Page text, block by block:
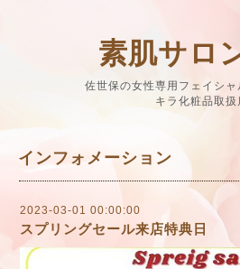
素肌サロ
佐世保の女性専用フェイシャ
キラ化粧品取扱
インフォメーション
2023-03-01 00:00:00
スプリングセール来店特典日